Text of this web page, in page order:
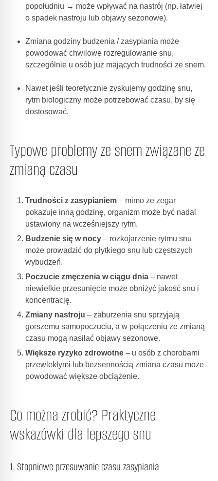
popołudniu → może wpływać na nastrój (np. łatwiej
o spadek nastroju lub objawy sezonowe).
Zmiana godziny budzenia / zasypiania może
powodować chwilowe rozregulowanie snu,
szczególnie u osób już mających trudności ze snem.
Nawet jeśli teoretycznie zyskujemy godzinę snu,
rytm biologiczny może potrzebować czasu, by się
dostosować.
Typowe problemy ze snem związane ze
zmianą czasu
Trudności z zasypianiem – mimo że zegar
pokazuje inną godzinę, organizm może być nadal
ustawiony na wcześniejszy rytm.
Budzenie się w nocy – rozkojarzenie rytmu snu
może prowadzić do płytkiego snu lub częstszych
wybudzeń.
Poczucie zmęczenia w ciągu dnia – nawet
niewielkie przesunięcie może obniżyć jakość snu i
koncentrację.
Zmiany nastroju – zaburzenia snu sprzyjają
gorszemu samopoczuciu, a w połączeniu ze zmianą
czasu mogą nasilać objawy sezonowe.
Większe ryzyko zdrowotne – u osób z chorobami
przewlekłymi lub bezsennością zmiana czasu może
powodować większe obciążenie.
Co można zrobić? Praktyczne
wskazówki dla lepszego snu
1. Stopniowe przesuwanie czasu zasypiania